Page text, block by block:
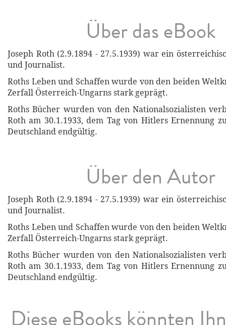
Über das eBook
Joseph Roth (2.9.1894 - 27.5.1939) war ein
und Journalist.
Roths Leben und Schaffen wurde von den beiden
Zerfall Österreich-Ungarns stark geprägt.
Roths Bücher wurden von den Nationalsozialisten
Roth am 30.1.1933, dem Tag von Hitlers Ernennung
Deutschland endgültig.
Über den Autor
Joseph Roth (2.9.1894 - 27.5.1939) war ein
und Journalist.
Roths Leben und Schaffen wurde von den beiden
Zerfall Österreich-Ungarns stark geprägt.
Roths Bücher wurden von den Nationalsozialisten
Roth am 30.1.1933, dem Tag von Hitlers Ernennung
Deutschland endgültig.